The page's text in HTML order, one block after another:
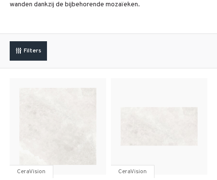
wanden dankzij de bijbehorende mozaïeken.
Filters
CeraVision CeraVision